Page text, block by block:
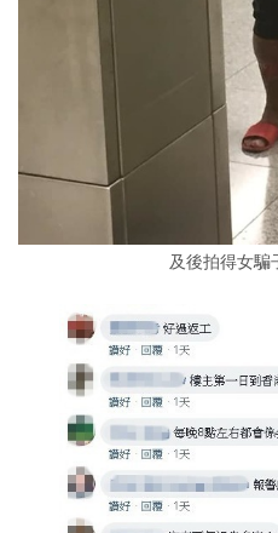
及後拍得女騙